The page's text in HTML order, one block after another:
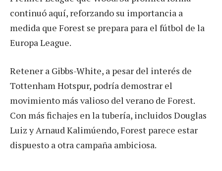
continuó aquí, reforzando su importancia a
medida que Forest se prepara para el fútbol de la
Europa League.
Retener a Gibbs-White, a pesar del interés de
Tottenham Hotspur, podría demostrar el
movimiento más valioso del verano de Forest.
Con más fichajes en la tubería, incluidos Douglas
Luiz y Arnaud Kalimúendo, Forest parece estar
dispuesto a otra campaña ambiciosa.